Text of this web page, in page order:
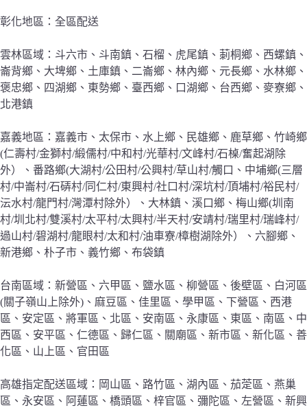
彰化地區：全區配送
雲林區域：斗六市、斗南鎮、石榴、虎尾鎮、莿桐鄉、西螺鎮、
崙背鄉、大埤鄉、土庫鎮、二崙鄉、林內鄉、元長鄉、水林鄉、
褒忠鄉、四湖鄉、東勢鄉、臺西鄉、口湖鄉、台西鄉、麥寮鄉、
北港鎮
嘉義地區：嘉義市、太保市、水上鄉、民雄鄉、鹿草鄉、竹崎鄉
(仁壽村/金獅村/緞儒村/中和村/光華村/文峰村/石槕/奮起湖除
外）、番路鄉(大湖村/公田村/公興村/草山村/觸口、中埔鄉(三層
村/中崙村/石硦村/同仁村/東興村/社口村/深坑村/頂埔村/裕民村/
沄水村/龍門村/灣潭村除外）、大林鎮、溪口鄉、梅山鄉(圳南
村/圳北村/雙溪村/太平村/太興村/半天村/安靖村/瑞里村/瑞峰村/
過山村/碧湖村/龍眼村/太和村/油車寮/樟樹湖除外）、六腳鄉、
新港鄉、朴子市、義竹鄉、布袋鎮
台南區域：新營區、六甲區、鹽水區、柳營區、後壁區、白河區
(關子嶺山上除外)、麻豆區、佳里區、學甲區、下營區、西港
區、安定區、將軍區、北區、安南區、永康區、東區、南區、中
西區、安平區、仁德區、歸仁區、關廟區、新市區、新化區、善
化區、山上區、官田區
高雄指定配送區域：岡山區、路竹區、湖內區、茄萣區、燕巢
區、永安區、阿蓮區、橋頭區、梓官區、彌陀區、左營區、新興